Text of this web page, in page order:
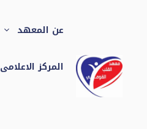
عن المعهد
المركز الاعلامى